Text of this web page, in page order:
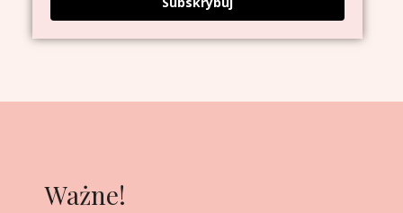
Ważne!